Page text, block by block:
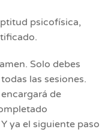
psicofísica,
Solo debes
las sesiones.
de
ya el siguiente paso